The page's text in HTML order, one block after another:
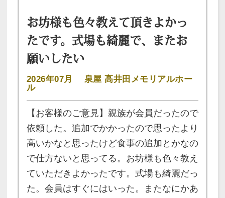
お坊様も色々教えて頂きよかっ
たです。式場も綺麗で、またお
願いしたい
2026年07月
泉屋 高井田メモリアルホー
ル
【お客様のご意見】親族が会員だったので
依頼した。追加でかかったので思ったより
高いかなと思ったけど食事の追加とかなの
で仕方ないと思ってる。お坊様も色々教え
ていただきよかったです。式場も綺麗だっ
た。会員はすぐにはいった。またなにかあ